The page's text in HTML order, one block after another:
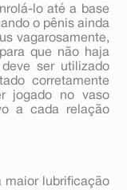
lo até a base
o pênis ainda
vagarosamente,
que não haja
ser utilizado
corretamente
jogado no vaso
a cada relação
maior lubrificação